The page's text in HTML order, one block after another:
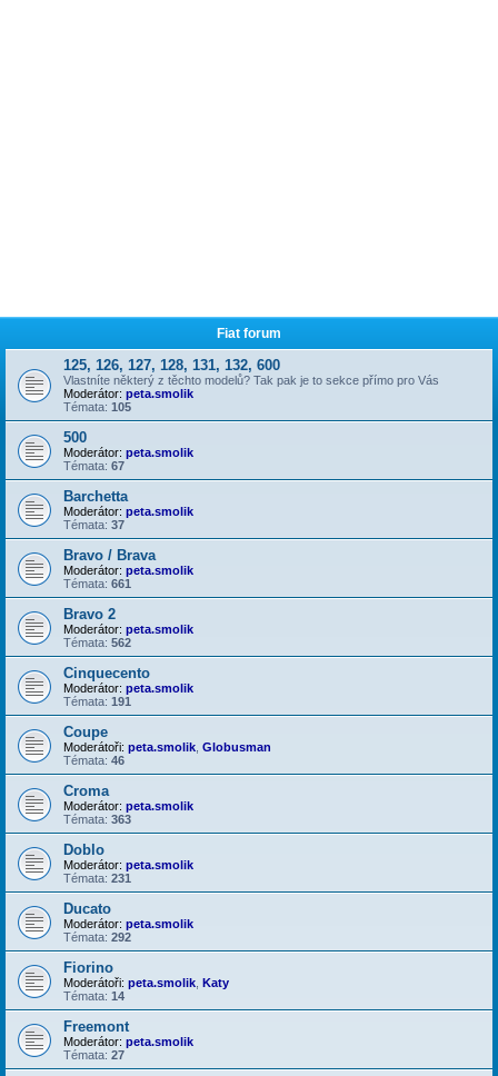
Fiat forum
125, 126, 127, 128, 131, 132, 600
Vlastníte některý z těchto modelů? Tak pak je to sekce přímo pro Vás
Moderátor: peta.smolik
Témata: 105
500
Moderátor: peta.smolik
Témata: 67
Barchetta
Moderátor: peta.smolik
Témata: 37
Bravo / Brava
Moderátor: peta.smolik
Témata: 661
Bravo 2
Moderátor: peta.smolik
Témata: 562
Cinquecento
Moderátor: peta.smolik
Témata: 191
Coupe
Moderátoři: peta.smolik, Globusman
Témata: 46
Croma
Moderátor: peta.smolik
Témata: 363
Doblo
Moderátor: peta.smolik
Témata: 231
Ducato
Moderátor: peta.smolik
Témata: 292
Fiorino
Moderátoři: peta.smolik, Katy
Témata: 14
Freemont
Moderátor: peta.smolik
Témata: 27